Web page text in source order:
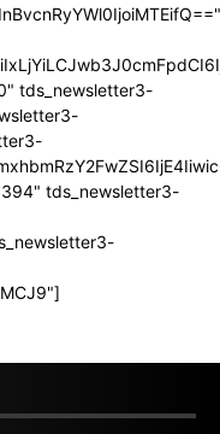
tds_newsletter3-
tds_newsletter3-